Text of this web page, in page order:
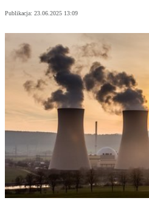
Publikacja: 23.06.2025 13:09